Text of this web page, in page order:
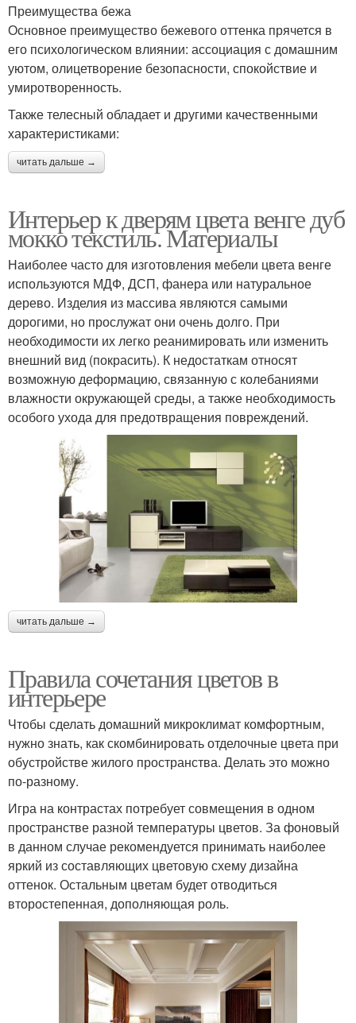
Преимущества бежа
Основное преимущество бежевого оттенка прячется в
его психологическом влиянии: ассоциация с домашним
уютом, олицетворение безопасности, спокойствие и
умиротворенность.
Также телесный обладает и другими качественными
характеристиками:
читать дальше →
Интерьер к дверям цвета венге дуб
мокко текстиль. Материалы
Наиболее часто для изготовления мебели цвета венге
используются МДФ, ДСП, фанера или натуральное
дерево. Изделия из массива являются самыми
дорогими, но прослужат они очень долго. При
необходимости их легко реанимировать или изменить
внешний вид (покрасить). К недостаткам относят
возможную деформацию, связанную с колебаниями
влажности окружающей среды, а также необходимость
особого ухода для предотвращения повреждений.
читать дальше →
Правила сочетания цветов в
интерьере
Чтобы сделать домашний микроклимат комфортным,
нужно знать, как скомбинировать отделочные цвета при
обустройстве жилого пространства. Делать это можно
по-разному.
Игра на контрастах потребует совмещения в одном
пространстве разной температуры цветов. За фоновый
в данном случае рекомендуется принимать наиболее
яркий из составляющих цветовую схему дизайна
оттенок. Остальным цветам будет отводиться
второстепенная, дополняющая роль.